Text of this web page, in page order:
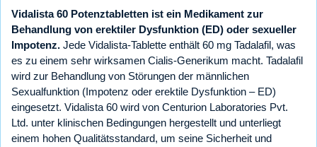
Vidalista 60 Potenztabletten ist ein Medikament zur
Behandlung von erektiler Dysfunktion (ED) oder sexueller
Impotenz. Jede Vidalista-Tablette enthält 60 mg Tadalafil, was
es zu einem sehr wirksamen Cialis-Generikum macht. Tadalafil
wird zur Behandlung von Störungen der männlichen
Sexualfunktion (Impotenz oder erektile Dysfunktion – ED)
eingesetzt. Vidalista 60 wird von Centurion Laboratories Pvt.
Ltd. unter klinischen Bedingungen hergestellt und unterliegt
einem hohen Qualitätsstandard, um seine Sicherheit und